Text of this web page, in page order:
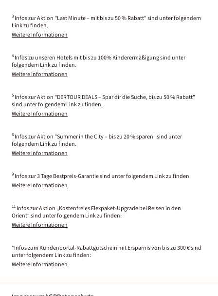
3 Infos zur Aktion "Last Minute – mit bis zu 50 % Rabatt" sind unter folgendem
Link zu finden.
Weitere Informationen
4 Infos zu unseren Hotels mit bis zu 100% Kinderermäßigung sind unter
folgendem Link zu finden.
Weitere Informationen
5 Infos zur Aktion "DERTOUR DEALS – Spar dir die Suche, bis zu 50 % Rabatt"
sind unter folgendem Link zu finden.
Weitere Informationen
6 Infos zur Aktion "Summer in the City – bis zu 20 % sparen" sind unter
folgendem Link zu finden.
Weitere Informationen
9 Infos zur 3 Tage Bestpreis-Garantie sind unter folgendem Link zu finden.
Weitere Informationen
11 Infos zur Aktion „Kostenfreies Flexpaket-Upgrade bei Reisen in den
Orient“ sind unter folgendem Link zu finden:
Weitere Informationen
*Infos zum Kundenportal-Rabattgutschein mit Ersparnis von bis zu 300 € sind
unter folgendem Link zu finden:
Weitere Informationen